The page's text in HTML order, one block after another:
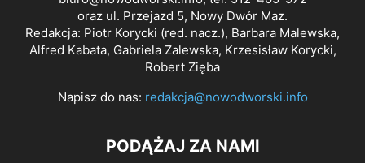
oraz ul. Przejazd 5, Nowy Dwór Maz.
Redakcja: Piotr Korycki (red. nacz.), Barbara Malewska,
Alfred Kabata, Gabriela Zalewska, Krzesisław Korycki,
Robert Zięba
Napisz do nas: redakcja@nowodworski.info
PODĄŻAJ ZA NAMI